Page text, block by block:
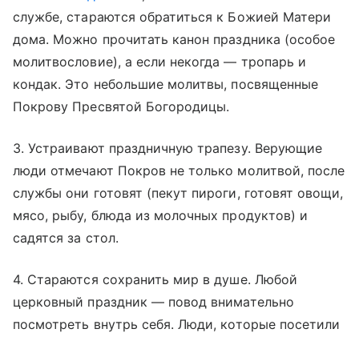
службе, стараются обратиться к Божией Матери
дома. Можно прочитать канон праздника (особое
молитвословие), а если некогда — тропарь и
кондак. Это небольшие молитвы, посвященные
Покрову Пресвятой Богородицы.
3. Устраивают праздничную трапезу. Верующие
люди отмечают Покров не только молитвой, после
службы они готовят (пекут пироги, готовят овощи,
мясо, рыбу, блюда из молочных продуктов) и
садятся за стол.
4. Стараются сохранить мир в душе. Любой
церковный праздник — повод внимательно
посмотреть внутрь себя. Люди, которые посетили